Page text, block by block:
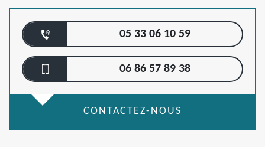
05 33 06 10 59
06 86 57 89 38
CONTACTEZ-NOUS